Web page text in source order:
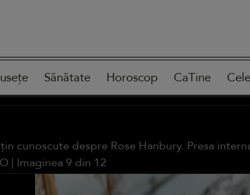
Sănătate Horoscop CaTine
cunoscute despre Rose Hanbury. Presa
| Imaginea 9 din 12